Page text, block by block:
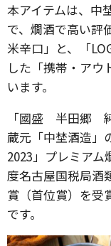
本アイテムは、中
で、燗酒で高い
米辛口」と、「
した「携帯・アウ
います。
「國盛 半田郷
蔵元「中埜酒造」
2023」プレミア
度名古屋国税局酒
賞（首位賞）を受
です。